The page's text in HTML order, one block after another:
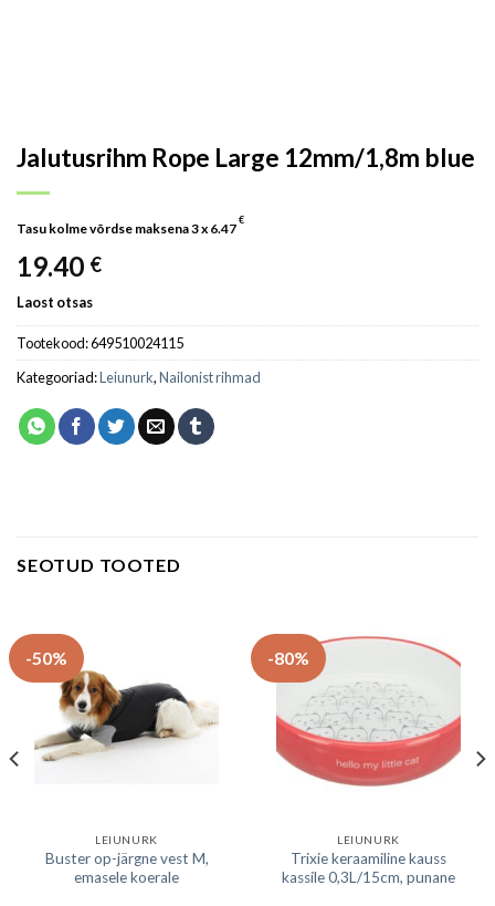
Jalutusrihm Rope Large 12mm/1,8m blue
Tasu kolme võrdse maksena 3 x 6.47
€
19.40 €
Laost otsas
Tootekood:649510024115
Kategooriad:Leiunurk,Nailonist rihmad
SEOTUD TOOTED
-50%
LEIUNURK
Buster op-järgne vest M,
emasele koerale
-80%
LEIUNURK
Trixie keraamiline kauss
kassile 0,3L/15cm, punane